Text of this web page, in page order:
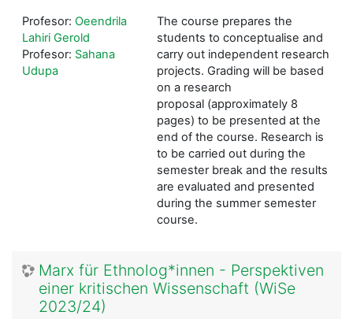
The course prepares the
students to conceptualise and
carry out independent research
projects. Grading will be based
on a research
proposal (approximately 8
pages) to be presented at the
end of the course. Research is
to be carried out during the
semester break and the results
are evaluated and presented
during the summer semester
course.
Profesor: Oeendrila
Lahiri Gerold
Profesor: Sahana
Udupa
Marx für Ethnolog*innen - Perspektiven
einer kritischen Wissenschaft (WiSe
2023/24)